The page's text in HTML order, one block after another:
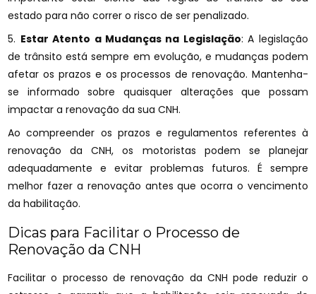
estado para não correr o risco de ser penalizado.
5. Estar Atento a Mudanças na Legislação: A legislação
de trânsito está sempre em evolução, e mudanças podem
afetar os prazos e os processos de renovação. Mantenha-
se informado sobre quaisquer alterações que possam
impactar a renovação da sua CNH.
Ao compreender os prazos e regulamentos referentes à
renovação da CNH, os motoristas podem se planejar
adequadamente e evitar problemas futuros. É sempre
melhor fazer a renovação antes que ocorra o vencimento
da habilitação.
Dicas para Facilitar o Processo de
Renovação da CNH
Facilitar o processo de renovação da CNH pode reduzir o